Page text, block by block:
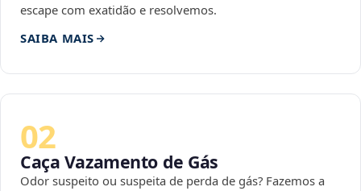
escape com exatidão e resolvemos.
SAIBA MAIS
02
Caça Vazamento de Gás
Odor suspeito ou suspeita de perda de gás? Fazemos a